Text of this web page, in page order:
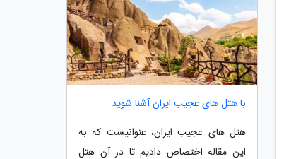
با هتل های عجیب ایران آشنا شوید
هتل های عجیب ایران، عنوانیست که به
این مقاله اختصاص دادیم تا در آن هتل